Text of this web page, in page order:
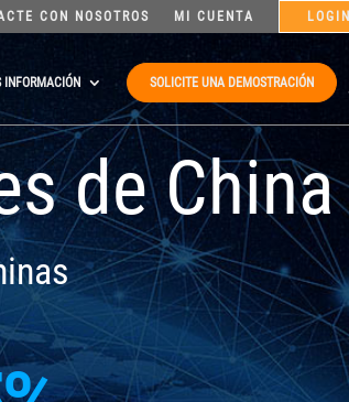
CON NOSOTROS MI CUENTA LOGIN
INFORMACIÓN SOLICITE UNA DEMOSTRACIÓN
de China